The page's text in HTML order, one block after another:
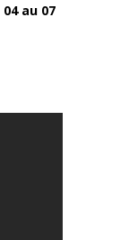
04 au 07